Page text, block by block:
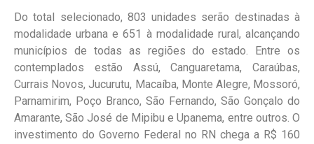
Do total selecionado, 803 unidades serão destinadas à
modalidade urbana e 651 à modalidade rural, alcançando
municípios de todas as regiões do estado. Entre os
contemplados estão Assú, Canguaretama, Caraúbas,
Currais Novos, Jucurutu, Macaíba, Monte Alegre, Mossoró,
Parnamirim, Poço Branco, São Fernando, São Gonçalo do
Amarante, São José de Mipibu e Upanema, entre outros. O
investimento do Governo Federal no RN chega a R$ 160